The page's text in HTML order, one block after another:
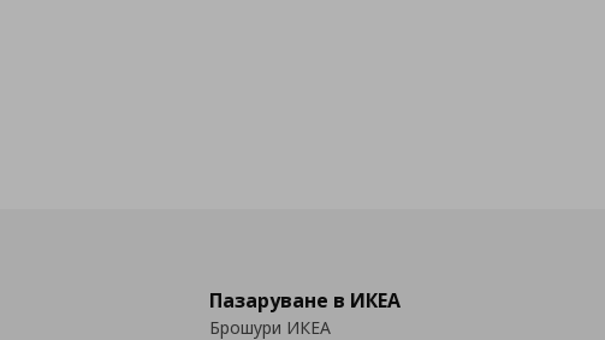
Пазаруване в ИКЕА
Брошури ИКЕА